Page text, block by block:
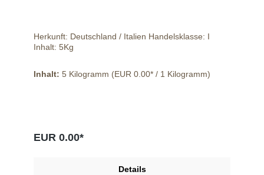
Herkunft: Deutschland / Italien Handelsklasse: I
Inhalt: 5Kg
Inhalt: 5 Kilogramm (EUR 0.00* / 1 Kilogramm)
EUR 0.00*
Details